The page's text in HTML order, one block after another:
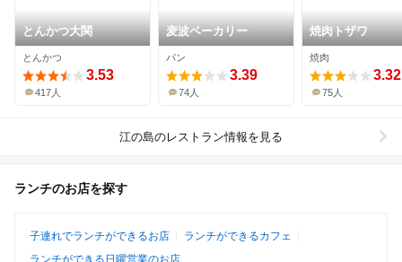
とんかつ大関
とんかつ
3.53
417人
麦波ベーカリー
パン
3.39
74人
焼肉トザワ
焼肉
3.32
75人
江の島のレストラン情報を見る
ランチのお店を探す
子連れでランチができるお店
ランチができるカフェ
ランチができる日曜営業のお店